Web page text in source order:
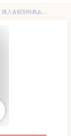
日焼け止め 紫外線予報 さらさらUVスティックF 15g 購入金額別特典あり 無添加 オーガニック 正規品 天然 ナチュラル 日焼け止めクリーム UVクリーム キッズ 赤ちゃん ベビー